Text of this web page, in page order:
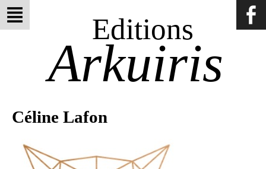
Editions
Arkuiris
Céline Lafon